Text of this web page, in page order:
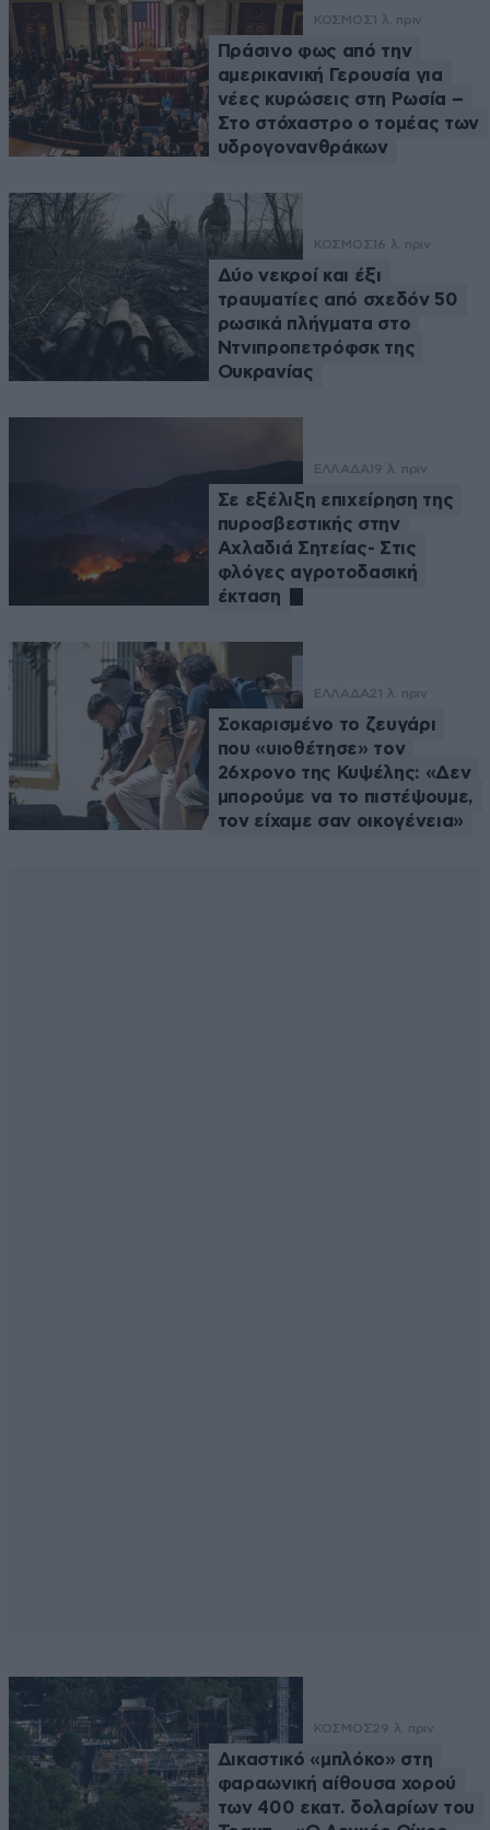
ΚΟΣΜΟΣ 1 λ. πριν
Πράσινο φως από την
αμερικανική Γερουσία για
νέες κυρώσεις στη Ρωσία –
Στο στόχαστρο ο τομέας των
υδρογονανθράκων
ΚΟΣΜΟΣ 16 λ. πριν
Δύο νεκροί και έξι
τραυματίες από σχεδόν 50
ρωσικά πλήγματα στο
Ντνιπροπετρόφσκ της
Ουκρανίας
ΕΛΛΑΔΑ 19 λ. πριν
Σε εξέλιξη επιχείρηση της
πυροσβεστικής στην
Αχλαδιά Σητείας- Στις
φλόγες αγροτοδασική
έκταση
ΕΛΛΑΔΑ21 λ. πριν
Σοκαρισμένο το ζευγάρι
που «υιοθέτησε» τον
26χρονο της Κυψέλης: «Δεν
μπορούμε να το πιστέψουμε,
τον είχαμε σαν οικογένεια»
ΚΟΣΜΟΣ29 λ. πριν
Δικαστικό «μπλόκο» στη
φαραωνική αίθουσα χορού
των 400 εκατ. δολαρίων του